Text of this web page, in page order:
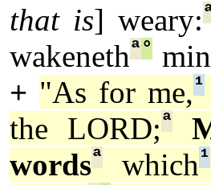
that is] weary:
wakenethª°
+ "As for me,¹
the LORD;ª
wordsª which¹